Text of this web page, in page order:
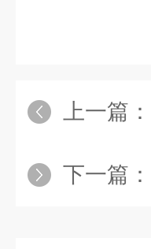
上一篇：
下一篇：